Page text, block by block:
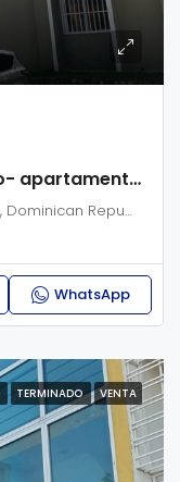
Residencial Colinas de Gurabo- apartamento 2do nivel- Gurabo santiago de los caballeros.
Santiago de los Caballeros, Santiago, Dominican Republic
WhatsApp
TERMINADO VENTA